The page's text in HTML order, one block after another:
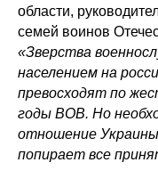
области,
семей воинов
«Зверства
населением на
превосходят по
годы ВОВ. Но
отношение
попирает все